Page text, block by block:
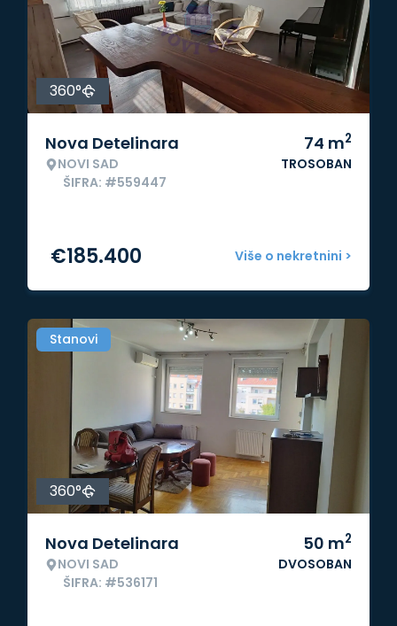
360°
Nova Detelinara
NOVI SAD
ŠIFRA: #559447
74 m2
TROSOBAN
Više o nekretnini >
€185.400
Stanovi
360°
Nova Detelinara
NOVI SAD
ŠIFRA: #536171
50 m2
DVOSOBAN